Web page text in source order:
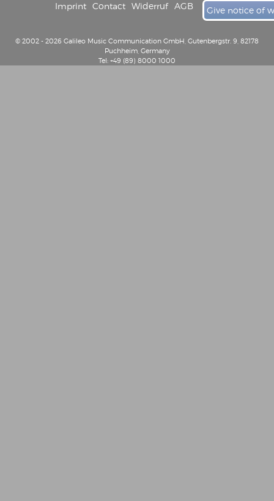
Imprint
Contact Widerruf AGB Give notice of
© 2002 - 2026 Galileo Music Communication GmbH, Gutenbergstr. 9, 82178
Puchheim, Germany
Tel: +49 (89) 8000 1000